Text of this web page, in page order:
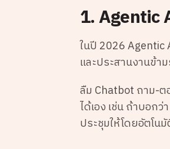
1. Agentic
ในปี 2026 Agentic
และประสานงานข้า
ลืม Chatbot ถาม-ต
ได้เอง เช่น ถ้าบอก
ประชุมให้โดยอัตโน